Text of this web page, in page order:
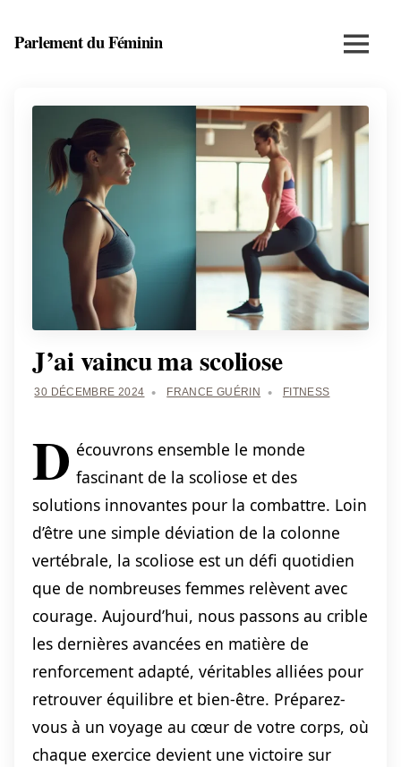
Parlement du Féminin
bien-
entrepreneuriat
Menu
J’ai vaincu ma scoliose
30 DÉCEMBRE 2024 FRANCE GUÉRIN FITNESS
D écouvrons ensemble le monde
fascinant de la scoliose et des
solutions innovantes pour la combattre. Loin
d’être une simple déviation de la colonne
vertébrale, la scoliose est un défi quotidien
que de nombreuses femmes relèvent avec
courage. Aujourd’hui, nous passons au crible
les dernières avancées en matière de
renforcement adapté, véritables alliées pour
retrouver équilibre et bien-être. Préparez-
vous à un voyage au cœur de votre corps, où
chaque exercice devient une victoire sur